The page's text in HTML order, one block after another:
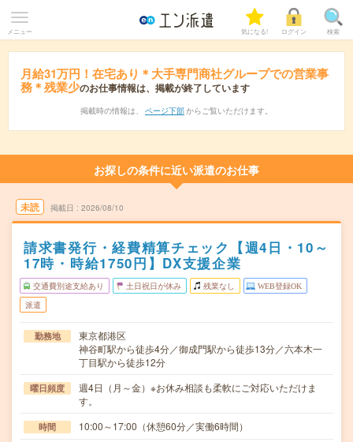
メニュー 気になる! ログイン 検索
月給31万円！在宅あり＊大手専門商社グループでの営業事
務＊残業少のお仕事情報は、掲載が終了しています
掲載時の情報は、 ページ下部 からご覧いただけます。
お探しの条件に近い派遣のお仕事
未読 掲載日 2026/08/10
請求書発行・経費精算チェック【週4日・10～
17時・時給1750円】DX支援企業
交通費別途支給あり 土日祝日が休み 残業なし WEB登録OK
派遣
勤務地
東京都港区
神谷町駅から徒歩4分／御成門駅から徒歩13分／六本木一
丁目駅から徒歩12分
曜日頻度
週4日（月～金）※お休み相談も柔軟にご対応いただけま
す。
時間 10:00～17:00（休憩60分／実働6時間）